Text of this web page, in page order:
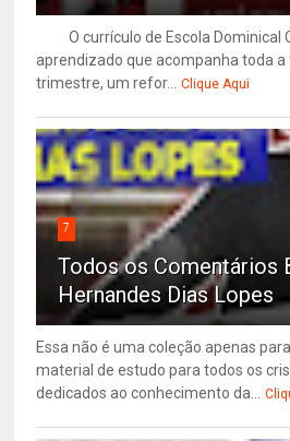
O currículo de Escola Dominical
aprendizado que acompanha toda
trimestre, um refor... Clique Aqui
7
Todos os Comentários
Hernandes Dias Lopes
Essa não é uma coleção apenas
material de estudo para todos os
dedicados ao conhecimento da...